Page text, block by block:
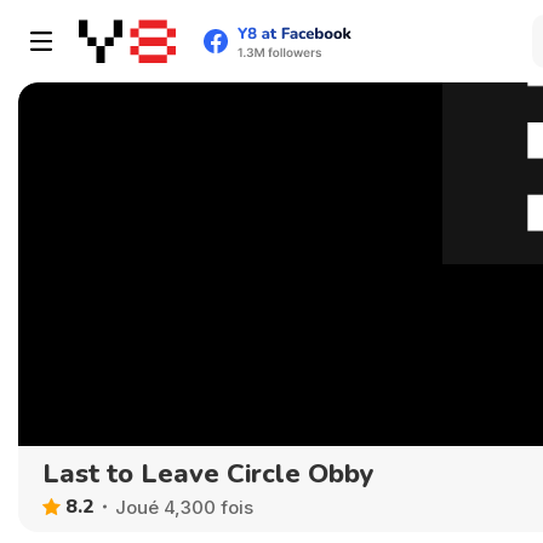
Last to Leave Circle Obby
8.2 Joué 4,300 fois